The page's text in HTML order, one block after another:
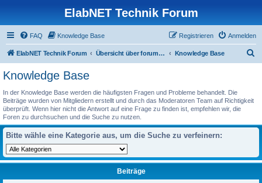
ElabNET Technik Forum
FAQ Knowledge Base Anmelden
Registrieren
ElabNET Technik Forum Übersicht über forum.timberwolf.io Knowledge Base
Knowledge Base
In der Knowledge Base werden die häufigsten Fragen und Probleme behandelt. Die
Beiträge wurden von Mitgliedern erstellt und durch das Moderatoren Team auf Richtigkeit
überprüft. Wenn hier nicht die Antwort auf eine Frage zu finden ist, empfehlen wir, die
Foren zu durchsuchen und die Suche zu nutzen.
Bitte wähle eine Kategorie aus, um die Suche zu verfeinern:
Beiträge